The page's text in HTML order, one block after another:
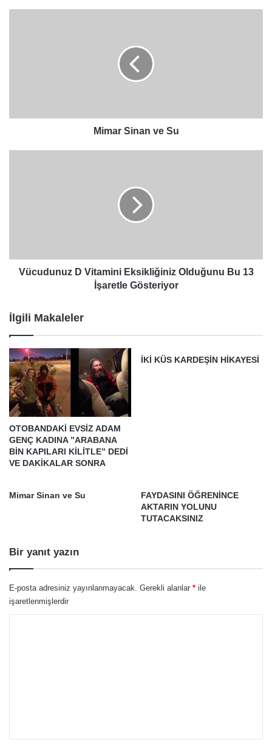
Mimar Sinan ve Su
Gösteriyor
Vücudunuz D Vitamini Eksikliğiniz Olduğunu Bu 13
İşaretle Gösteriyor
İlgili Makaleler
OTOBANDAKİ EVSİZ ADAM
GENÇ KADINA ”ARABANA
BİN KAPILARI KİLİTLE” DEDİ
VE DAKİKALAR SONRA
İKİ KÜS KARDEŞİN HİKAYESİ
Mimar Sinan ve Su
FAYDASINI ÖĞRENİNCE
AKTARIN YOLUNU
TUTACAKSINIZ
Bir yanıt yazın
E-posta adresiniz yayınlanmayacak. Gerekli alanlar * ile
işaretlenmişlerdir